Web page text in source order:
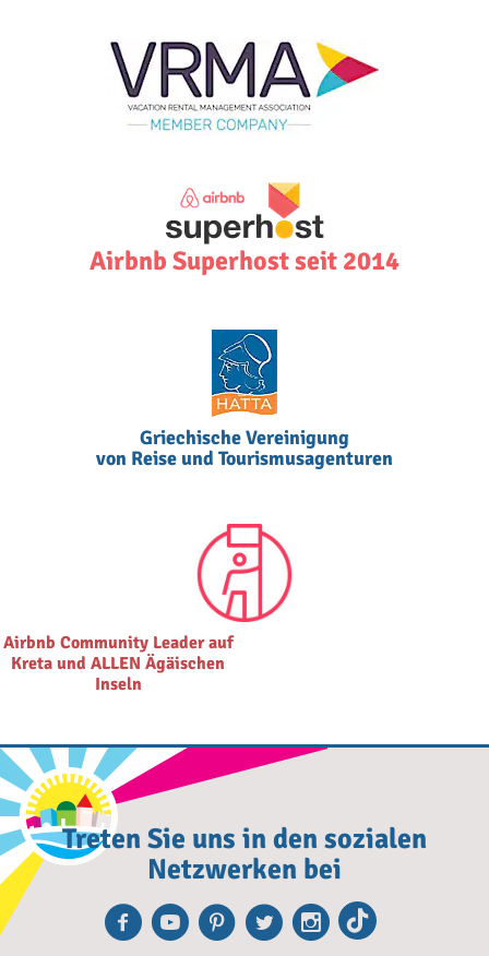
Airbnb Superhost seit 2014
Griechische Vereinigung
von Reise und Tourismusagenturen
Airbnb Community Leader auf
Kreta und ALLEN Ägäischen
Inseln
Treten Sie uns in den sozialen
Netzwerken bei
Facebook
Youtube
Pinterest
TwitterTikTok